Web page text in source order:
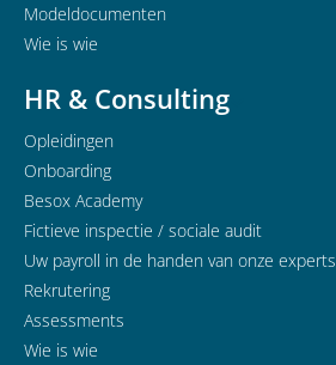
Modeldocumenten
Wie is wie
HR & Consulting
Opleidingen
Onboarding
Besox Academy
Fictieve inspectie / sociale audit
Uw payroll in de handen van onze experts
Rekrutering
Assessments
Wie is wie